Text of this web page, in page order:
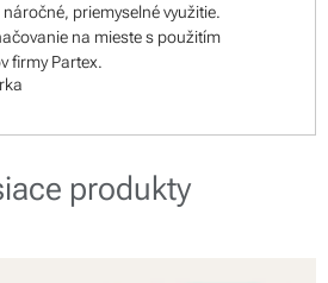
priemyselné využitie.
na mieste s použitím
firmy Partex.
produkty